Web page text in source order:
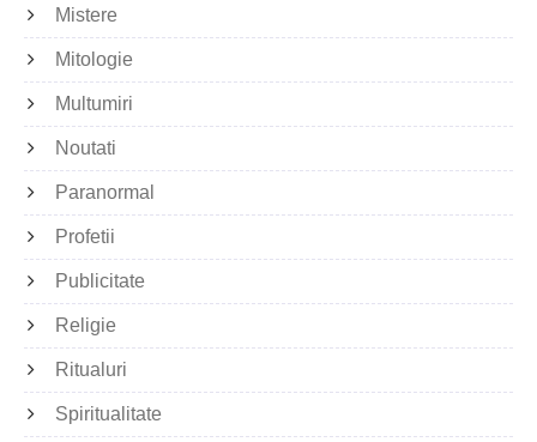
Mistere
Mitologie
Multumiri
Noutati
Paranormal
Profetii
Publicitate
Religie
Ritualuri
Spiritualitate